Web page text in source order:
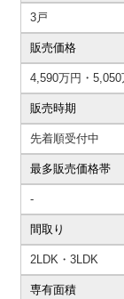
3戸
販売価格
4,590万円・5,050
販売時期
先着順受付中
最多販売価格帯
-
間取り
2LDK・3LDK
専有面積